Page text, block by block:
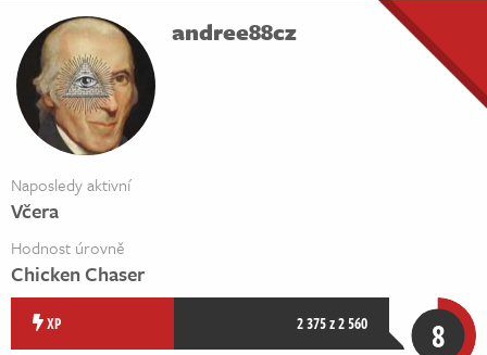
Videa
Soutěže
Databáze
Komunita
Redakce
Živě
andree88cz
Naposledy aktivní
Včera
Hodnost úrovně
Chicken Chaser
XP 2 375 z 2 560 8